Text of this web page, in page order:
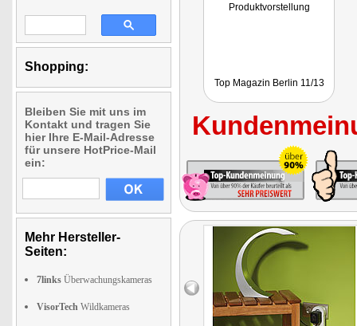
Shopping:
Bleiben Sie mit uns im
Kontakt und tragen Sie
hier Ihre E-Mail-Adresse
für unsere HotPrice-Mail
ein:
Mehr Hersteller-
Seiten:
7links Überwachungskameras
VisorTech Wildkameras
Produktvorstellung
Top Magazin Berlin 11/13